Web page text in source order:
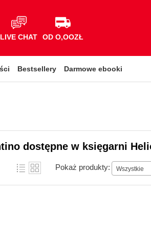
LIVE CHAT OD O,OOZŁ
Bestsellery Darmowe ebooki
dostępne w księgarni
Pokaż produkty: Wszystkie